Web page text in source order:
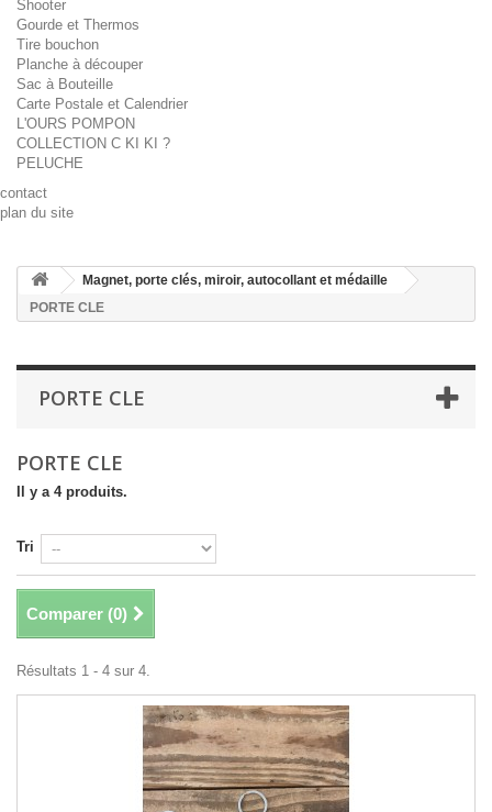
Shooter
Gourde et Thermos
Tire bouchon
Planche à découper
Sac à Bouteille
Carte Postale et Calendrier
L'OURS POMPON
COLLECTION C KI KI ?
PELUCHE
contact
plan du site
Magnet, porte clés, miroir, autocollant et médaille
PORTE CLE
PORTE CLE
PORTE CLE
Il y a 4 produits.
Tri
Comparer (0)
Résultats 1 - 4 sur 4.